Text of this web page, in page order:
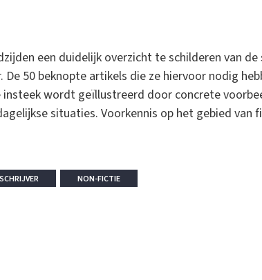
een duidelijk overzicht te schilderen van de
50 beknopte artikels die ze hiervoor nodig
insteek wordt geïllustreerd door concrete
situaties. Voorkennis op het gebied van
NON-FICTIE